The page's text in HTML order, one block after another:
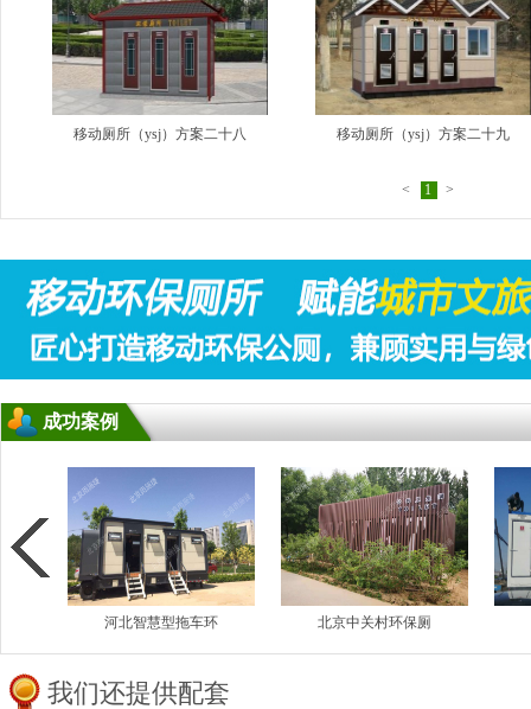
移动厕所（ysj）方案二十八 移动厕所（ysj）方案二十九
< 1 >
成功案例
河北智慧型拖车环 北京中关村环保厕
我们还提供配套